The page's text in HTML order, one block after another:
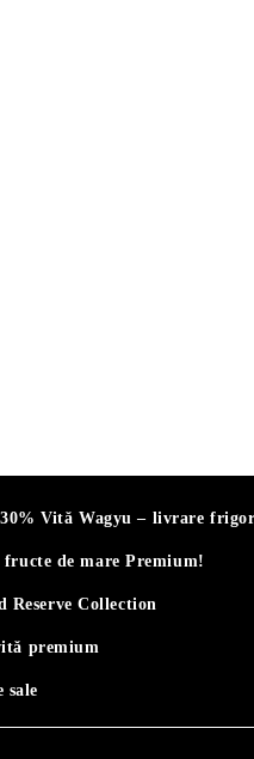
Vită Wagyu – livrare
fructe de mare Premium!
Reserve Collection
premium
sale